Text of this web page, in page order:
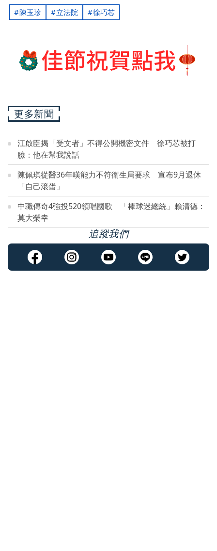
陳玉珍 立法院 徐巧芯
更多新聞
江啟臣揭「受文者」不得公開機密文件 徐巧芯被打
臉：他在幫我說話
陳佩琪從醫36年嘆能力不符衛生局要求 宣布9月退休
「自己滾蛋」
中職傳奇4強投520領唱國歌 「棒球迷總統」賴清德：
莫大榮幸
追蹤我們